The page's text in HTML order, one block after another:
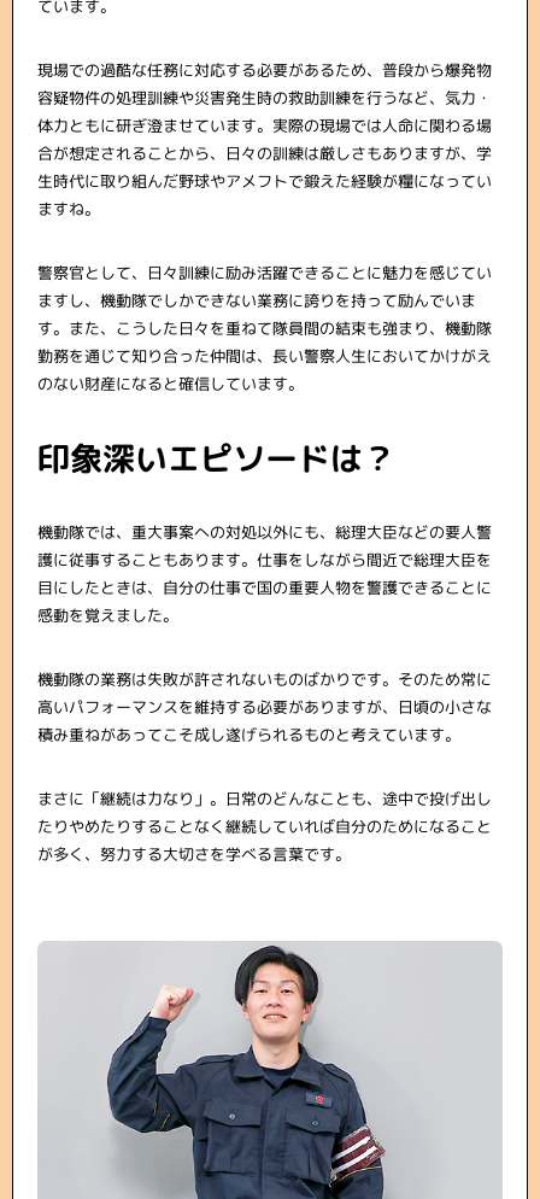
ています。
現場での過酷な任務に対応する必要があるため、普段から爆発物
容疑物件の処理訓練や災害発生時の救助訓練を行うなど、気力・
体力ともに研ぎ澄ませています。実際の現場では人命に関わる場
合が想定されることから、日々の訓練は厳しさもありますが、学
生時代に取り組んだ野球やアメフトで鍛えた経験が糧になってい
ますね。
警察官として、日々訓練に励み活躍できることに魅力を感じてい
ますし、機動隊でしかできない業務に誇りを持って励んでいま
す。また、こうした日々を重ねて隊員間の結束も強まり、機動隊
勤務を通じて知り合った仲間は、長い警察人生においてかけがえ
のない財産になると確信しています。
印象深いエピソードは？
機動隊では、重大事案への対処以外にも、総理大臣などの要人警
護に従事することもあります。仕事をしながら間近で総理大臣を
目にしたときは、自分の仕事で国の重要人物を警護できることに
感動を覚えました。
機動隊の業務は失敗が許されないものばかりです。そのため常に
高いパフォーマンスを維持する必要がありますが、日頃の小さな
積み重ねがあってこそ成し遂げられるものと考えています。
まさに「継続は力なり」。日常のどんなことも、途中で投げ出し
たりやめたりすることなく継続していれば自分のためになること
が多く、努力する大切さを学べる言葉です。